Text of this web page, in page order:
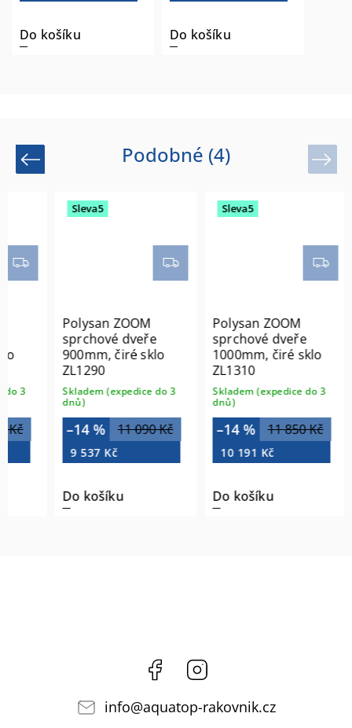
Do košíku Do košíku
Podobné (4)
Previous
3
Kč
Sleva5
Polysan ZOOM
sprchové dveře
900mm, čiré sklo
ZL1290
Skladem (expedice do 3
dnů)
11 090 Kč
–14 %
9 537 Kč
Do košíku
Sleva5
Polysan ZOOM
sprchové dveře
1000mm, čiré sklo
ZL1310
Skladem (expedice do 3
dnů)
11 850 Kč
–14 %
10 191 Kč
Do košíku
Next
Facebook
info@aquatop-rakovnik.cz